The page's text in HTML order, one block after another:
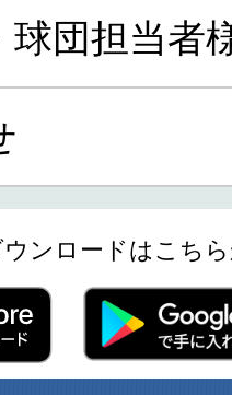
球団担当者
ンロードはこち